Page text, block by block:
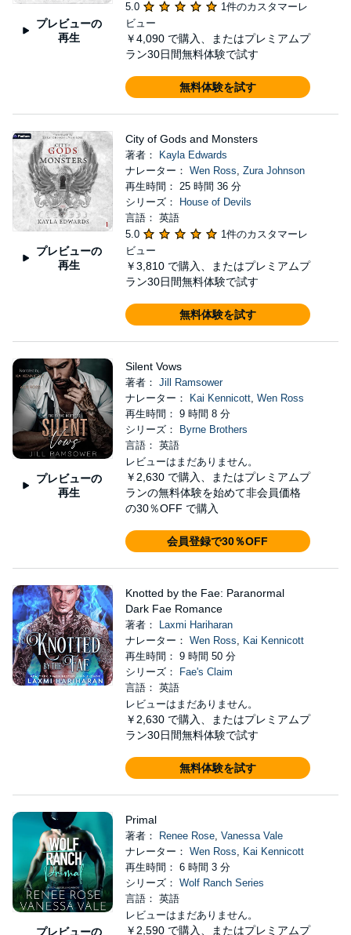
プレビューの
再生
5.0
1件のカスタマーレ
ビュー
￥4,090 で購入、またはプレミアムプ
ラン30日間無料体験で試す
無料体験を試す
プレビューの
再生
City of Gods and Monsters
著者：
Kayla Edwards
ナレーター： Wen Ross, Zura Johnson
再生時間： 25 時間 36 分
シリーズ：
House of Devils
言語： 英語
5.0
1件のカスタマーレ
ビュー
￥3,810 で購入、またはプレミアムプ
ラン30日間無料体験で試す
無料体験を試す
プレビューの
再生
Silent Vows
著者： Jill Ramsower
ナレーター：
Kai Kennicott, Wen Ross
再生時間： 9 時間 8 分
シリーズ：
Byrne Brothers
言語： 英語
レビューはまだありません。
￥2,630 で購入、またはプレミアムプ
ランの無料体験を始めて非会員価格
の30％OFF で購入
会員登録で30％OFF
Knotted by the Fae: Paranormal
Dark Fae Romance
著者：
Laxmi Hariharan
ナレーター： Wen Ross, Kai Kennicott
再生時間： 9 時間 50 分
シリーズ：
Fae's Claim
言語： 英語
レビューはまだありません。
￥2,630 で購入、またはプレミアムプ
ラン30日間無料体験で試す
無料体験を試す
プレビューの
Primal
著者： Renee Rose, Vanessa Vale
ナレーター： Wen Ross, Kai Kennicott
再生時間： 6 時間 3 分
シリーズ： Wolf Ranch Series
言語： 英語
レビューはまだありません。
￥2,590 で購入、またはプレミアムプ